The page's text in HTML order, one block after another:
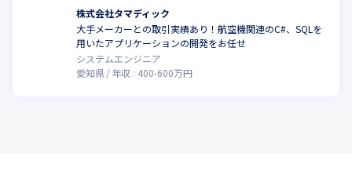
株式会社タマディック
大手メーカーとの取引実績あり！航空機関連のC#、SQLを
用いたアプリケーションの開発をお任せ
システムエンジニア
愛知県
年収 : 400-600万円